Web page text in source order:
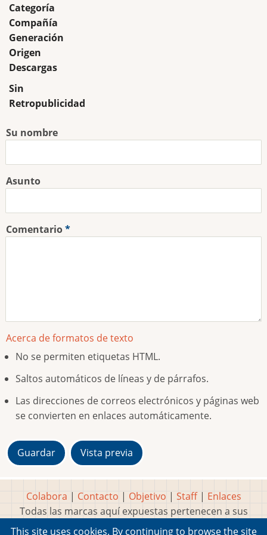
Categoría
Compañía
Generación
Origen
Descargas
Sin
Retropublicidad
Su nombre
Asunto
Comentario
Acerca de formatos de texto
No se permiten etiquetas HTML.
Saltos automáticos de líneas y de párrafos.
Las direcciones de correos electrónicos y páginas web
se convierten en enlaces automáticamente.
Colabora | Contacto | Objetivo | Staff| Enlaces
Todas las marcas aquí expuestas pertenecen a sus
respectivos y legítimos dueños
This site uses cookies. By continuing to browse the site